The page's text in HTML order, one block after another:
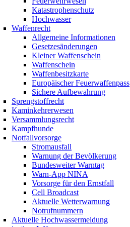
Katastrophenschutz
Hochwasser
Waffenrecht
Allgemeine Informationen
Gesetzesänderungen
Kleiner Waffenschein
Waffenschein
Waffenbesitzkarte
Europäischer Feuerwaffenpass
Sichere Aufbewahrung
Sprengstoffrecht
Kaminkehrerwesen
Versammlungsrecht
Kampfhunde
Notfallvorsorge
Stromausfall
Warnung der Bevölkerung
Bundesweiter Warntag
Warn-App NINA
Vorsorge für den Ernstfall
Cell Broadcast
Aktuelle Wetterwarnung
Notrufnummern
Aktuelle Hochwassermeldung